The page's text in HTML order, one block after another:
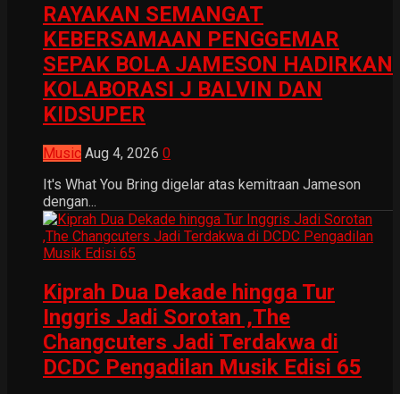
RAYAKAN SEMANGAT
KEBERSAMAAN PENGGEMAR
SEPAK BOLA JAMESON HADIRKAN
KOLABORASI J BALVIN DAN
KIDSUPER
Music Aug 4, 2026 0
It's What You Bring digelar atas kemitraan Jameson
dengan...
Kiprah Dua Dekade hingga Tur
Inggris Jadi Sorotan ,The
Changcuters Jadi Terdakwa di
DCDC Pengadilan Musik Edisi 65